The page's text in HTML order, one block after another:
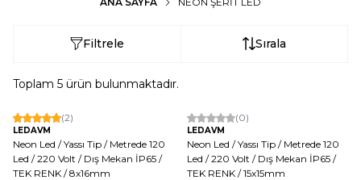
Filtrele Sırala
Toplam 5 ürün bulunmaktadır.
(2)
LEDAVM
Neon Led / Yassı Tip / Metrede 120
Led / 220 Volt / Dış Mekan İP65 /
TEK RENK / 8x16mm
(0)
LEDAVM
Neon Led / Yassı Tip / Metrede 120
Led / 220 Volt / Dış Mekan İP65 /
TEK RENK / 15x15mm